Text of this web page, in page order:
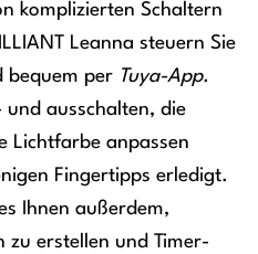
komplizierten Schaltern
Leanna steuern Sie
bequem per Tuya-App.
und ausschalten, die
Lichtfarbe anpassen
Fingertipps erledigt.
Ihnen außerdem,
zu erstellen und Timer-